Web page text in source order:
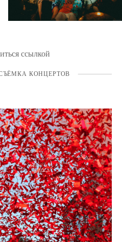
ссылкой
КОНЦЕРТОВ